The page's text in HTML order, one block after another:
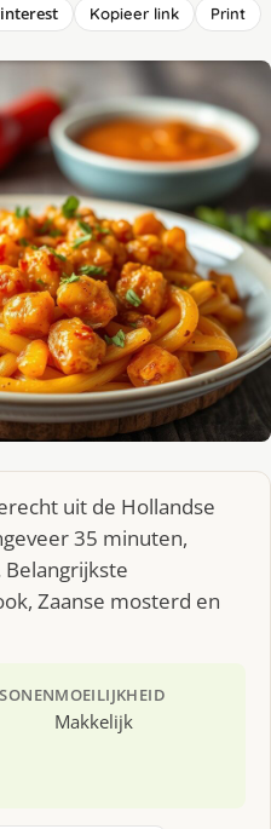
Kopieer link Print
uit de Hollandse
35 minuten,
Zaanse mosterd en
MOEILIJKHEID
Makkelijk